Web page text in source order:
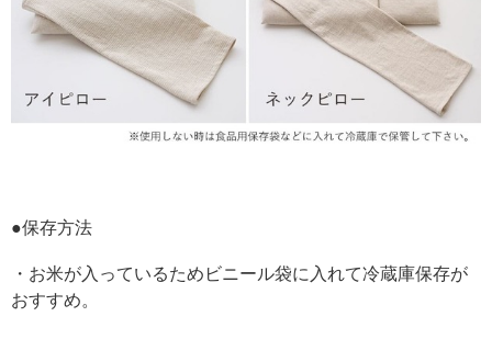
●保存方法
・お米が入っているためビニール袋に入れて冷蔵庫保存が
おすすめ。